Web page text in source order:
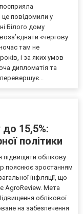
повідомили у
Білого дому
«чергову
там не
і за яких умов
дипломатія та
до 15,5%:
політики
підвищити облікову
пояснює зростанням
інфляції, що
AgroReview. Мета
облікової
на забезпечення